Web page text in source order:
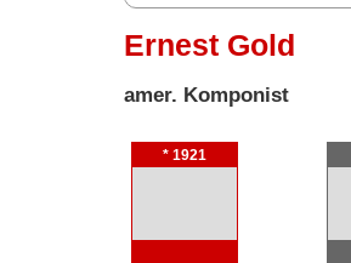
Ernest Gold
amer. Komponist
* 1921